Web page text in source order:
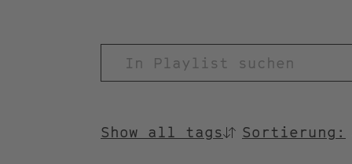
Show all tagsSORTIEREN
Sortierung: